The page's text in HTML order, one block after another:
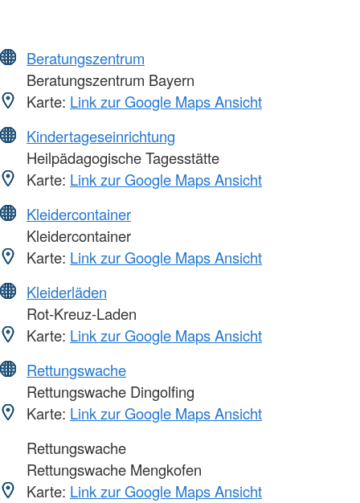
Beratungszentrum
Beratungszentrum Bayern
Karte: Link zur Google Maps Ansicht
Kindertageseinrichtung
Heilpädagogische Tagesstätte
Karte: Link zur Google Maps Ansicht
Kleidercontainer
Kleidercontainer
Karte: Link zur Google Maps Ansicht
Kleiderläden
Rot-Kreuz-Laden
Karte: Link zur Google Maps Ansicht
Rettungswache
Rettungswache Dingolfing
Karte: Link zur Google Maps Ansicht
Rettungswache
Rettungswache Mengkofen
Karte: Link zur Google Maps Ansicht